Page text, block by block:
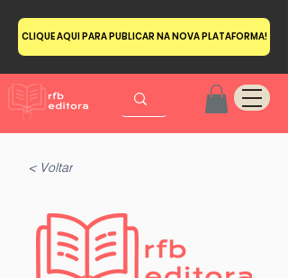
CLIQUE AQUI PARA PUBLICAR NA NOVA PLATAFORMA!
< Voltar